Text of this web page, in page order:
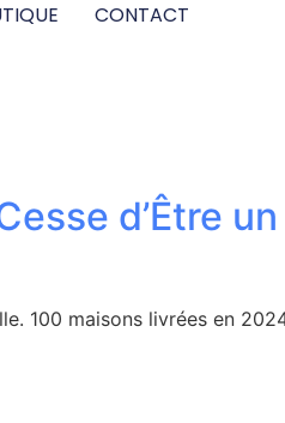
CONTACT
d’Être un
100 maisons livrées en